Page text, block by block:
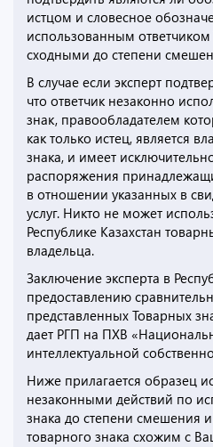
истцом и словесное
использованным
сходными до степени
В случае если эксперт
что ответчик незаконно
знак, правообладателем
как только истец, является
знака, и имеет
распоряжения
в отношении указанных в
услуг. Никто не может
Республике Казахстан
владельца.
Заключение эксперта в
предоставлению
представленных Товарных
дает РГП на ПХВ
интеллектуальной
Ниже прилагается образец
незаконными действий по
знака до степени смешения
товарного знака схожим с